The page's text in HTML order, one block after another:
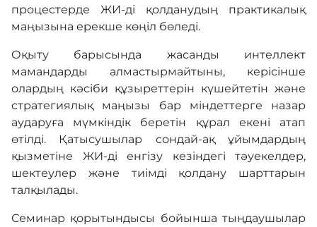
процестерде ЖИ-ді қолданудың практикалық
маңызына ерекше көңіл бөледі.
Оқыту барысында жасанды интеллект
мамандарды алмастырмайтыны, керісінше
олардың кәсіби құзыреттерін күшейтетін және
стратегиялық маңызы бар міндеттерге назар
аударуға мүмкіндік беретін құрал екені атап
өтілді. Қатысушылар сондай-ақ ұйымдардың
қызметіне ЖИ-ді енгізу кезіндегі тәуекелдер,
шектеулер және тиімді қолдану шарттарын
талқылады.
Семинар қорытындысы бойынша тыңдаушылар